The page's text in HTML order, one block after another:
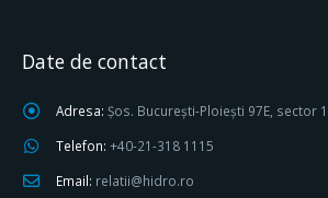
Date de contact
Adresa: Șos. București-Ploiești 97E, sector
Telefon: +40-21-318 1115
Email: relatii@hidro.ro